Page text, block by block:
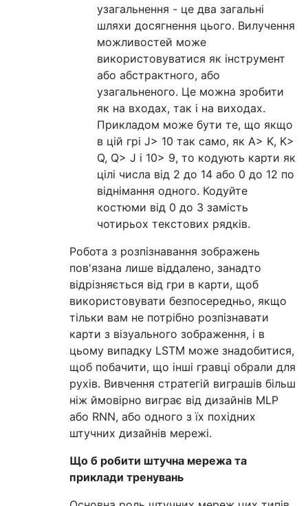
узагальнення - це два загальні
шляхи досягнення цього. Вилучення
можливостей може
використовуватися як інструмент
або абстрактного, або
узагальненого. Це можна зробити
як на входах, так і на виходах.
Прикладом може бути те, що якщо
в цій грі J> 10 так само, як A> K, K>
Q, Q> J і 10> 9, то кодують карти як
цілі числа від 2 до 14 або 0 до 12 по
віднімання одного. Кодуйте
костюми від 0 до 3 замість
чотирьох текстових рядків.
Робота з розпізнавання зображень
пов'язана лише віддалено, занадто
відрізняється від гри в карти, щоб
використовувати безпосередньо, якщо
тільки вам не потрібно розпізнавати
карти з візуального зображення, і в
цьому випадку LSTM може знадобитися,
щоб побачити, що інші гравці обрали для
рухів. Вивчення стратегій виграшів більш
ніж ймовірно виграє від дизайнів MLP
або RNN, або одного з їх похідних
штучних дизайнів мережі.
Що б робити штучна мережа та
приклади тренувань